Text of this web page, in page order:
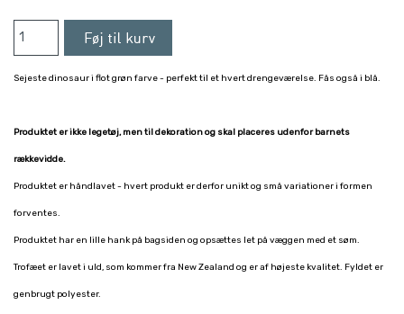
Sejeste dinosaur i flot grøn farve - perfekt til et hvert drengeværelse. Fås også i blå.
Produktet er ikke legetøj, men til dekoration og skal placeres udenfor barnets
rækkevidde.
Produktet er håndlavet - hvert produkt er derfor unikt og små variationer i formen
forventes.
Produktet har en lille hank på bagsiden og opsættes let på væggen med et søm.
Trofæet er lavet i uld, som kommer fra New Zealand og er af højeste kvalitet. Fyldet er
genbrugt polyester.